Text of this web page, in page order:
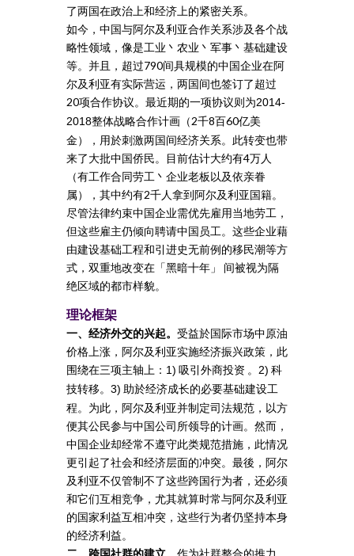
了两国在政治上和经济上的紧密关系。
如今，中国与阿尔及利亚合作关系涉及各个战
略性领域，像是工业丶农业丶军事丶基础建设
等。并且，超过790间具规模的中国企业在阿
尔及利亚有实际营运，两国间也签订了超过
20项合作协议。最近期的一项协议则为2014-
2018整体战略合作计画（2千8百60亿美
金），用於刺激两国间经济关系。此转变也带
来了大批中国侨民。目前估计大约有4万人
（有工作合同劳工丶企业老板以及依亲眷
属），其中约有2千人拿到阿尔及利亚国籍。
尽管法律约束中国企业需优先雇用当地劳工，
但这些雇主仍倾向聘请中国员工。这些企业藉
由建设基础工程和引进史无前例的移民潮等方
式，双重地改变在「黑暗十年」 间被视为隔
绝区域的都市样貌。
理论框架
一、经济外交的兴起。 受益於国际市场中原油
价格上涨，阿尔及利亚实施经济振兴政策，此
围绕在三项主轴上： 1) 吸引外商投资 。 2) 科
技转移。 3) 助於经济成长的必要基础建设工
程。为此，阿尔及利亚并制定司法规范，以方
便其公民参与中国公司所领导的计画。然而，
中国企业却经常不遵守此类规范措施，此情况
更引起了社会和经济层面的冲突。最後，阿尔
及利亚不仅管制不了这些跨国行为者，还必须
和它们互相竞争，尤其就算时常与阿尔及利亚
的国家利益互相冲突，这些行为者仍坚持本身
的经济利益。